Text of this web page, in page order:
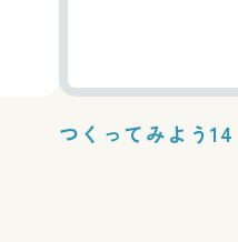
つくってみよう14